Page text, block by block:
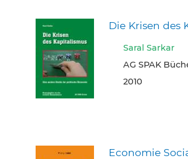
Die Krisen des
Saral Sarkar
AG SPAK
2010
Economie